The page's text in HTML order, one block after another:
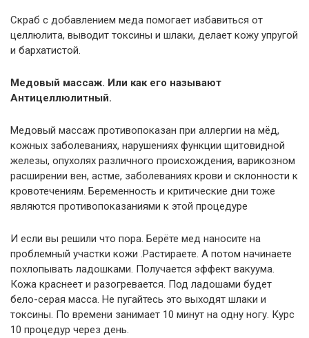
Скраб с добавлением меда помогает избавиться от
целлюлита, выводит токсины и шлаки, делает кожу упругой
и бархатистой.
Медовый массаж. Или как его называют
Антицеллюлитный.
Медовый массаж противопоказан при аллергии на мёд,
кожных заболеваниях, нарушениях функции щитовидной
железы, опухолях различного происхождения, варикозном
расширении вен, астме, заболеваниях крови и склонности к
кровотечениям. Беременность и критические дни тоже
являются противопоказаниями к этой процедуре
И если вы решили что пора. Берёте мед наносите на
проблемный участки кожи .Растираете. А потом начинаете
похлопывать ладошками. Получается эффект вакуума.
Кожа краснеет и разогревается. Под ладошами будет
бело-серая масса. Не пугайтесь это выходят шлаки и
токсины. По времени занимает 10 минут на одну ногу. Курс
10 процедур через день.